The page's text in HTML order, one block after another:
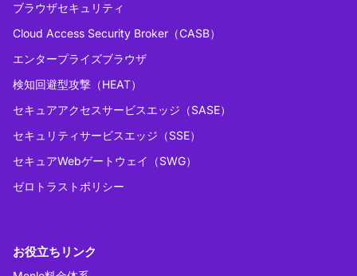
ブラウザセキュリティ
Cloud Access Security Broker（CASB）
エンタープライズブラウザ
検知回避型攻撃（HEAT）
セキュアアクセスサービスエッジ（SASE）
セキュリティサービスエッジ（SSE）
セキュアWebゲートウェイ（SWG）
ゼロトラストポリシー
お役立ちリンク